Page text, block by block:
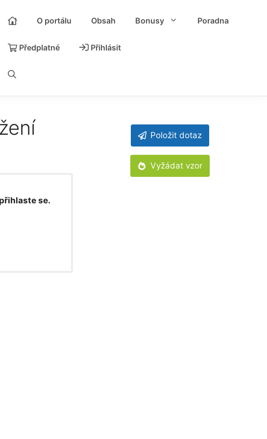
O portálu Obsah Bonusy Poradna
Předplatné Přihlásit
se.
Položit dotaz
Vyžádat vzor